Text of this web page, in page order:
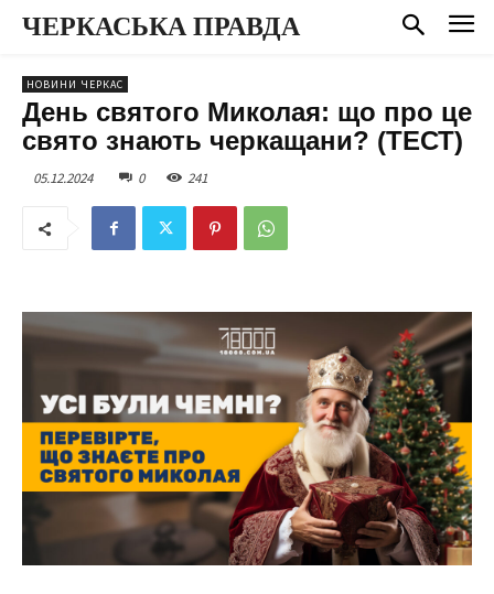
ЧЕРКАСЬКА ПРАВДА
НОВИНИ ЧЕРКАС
День святого Миколая: що про це
свято знають черкащани? (ТЕСТ)
05.12.2024 0 241